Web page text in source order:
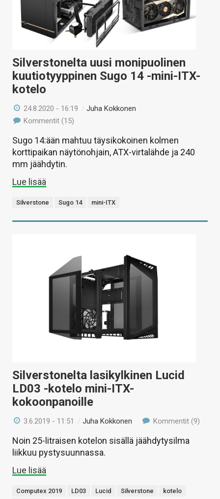
Silverstonelta uusi monipuolinen
kuutiotyyppinen Sugo 14 -mini-ITX-
kotelo
24.8.2020 - 16:19 /Juha Kokkonen
Kommentit (15)
Sugo 14:ään mahtuu täysikokoinen kolmen
korttipaikan näytönohjain, ATX-virtalähde ja 240
mm jäähdytin.
Lue lisää
Silverstone Sugo 14 mini-ITX
Silverstonelta lasikylkinen Lucid
LD03 -kotelo mini-ITX-
kokoonpanoille
3.6.2019 - 11:51 /Juha Kokkonen Kommentit (9)
Noin 25-litraisen kotelon sisällä jäähdytysilma
liikkuu pystysuunnassa.
Lue lisää
Computex 2019 LD03 Lucid Silverstone
kotelo